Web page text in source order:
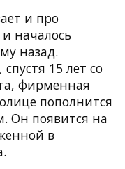
и про
началось
назад.
15 лет со
фирменная
пополнится
Он появится на
в